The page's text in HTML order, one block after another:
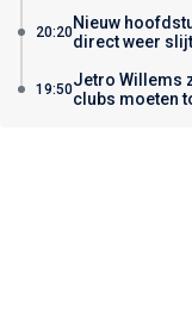
20:20Nieuw
direct weer
19:50Jetro Willems
clubs moeten